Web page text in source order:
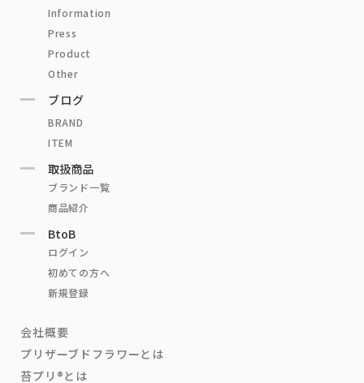
Information
Press
Product
Other
ブログ
BRAND
ITEM
取扱商品
ブランド一覧
商品紹介
BtoB
ログイン
初めての方へ
新規登録
会社概要
プリザーブドフラワーとは
苔プリ®とは